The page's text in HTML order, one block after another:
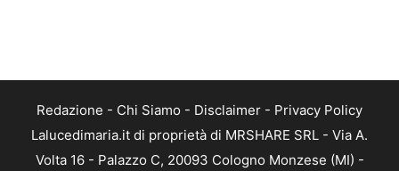
Redazione - Chi Siamo - Disclaimer - Privacy Policy
Lalucedimaria.it di proprietà di MRSHARE SRL - Via A.
Volta 16 - Palazzo C, 20093 Cologno Monzese (MI) -